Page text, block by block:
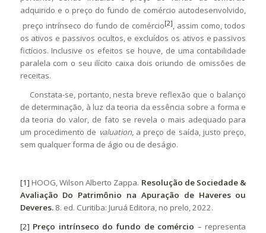
adquirido e o preço do fundo de comércio autodesenvolvido,
preço intrínseco do fundo de comércio[2], assim como, todos
os ativos e passivos ocultos, e excluídos os ativos e passivos
fictícios. Inclusive os efeitos se houve, de uma contabilidade
paralela com o seu ilícito caixa dois oriundo de omissões de
receitas.
Constata-se, portanto, nesta breve reflexão que o balanço
de determinação, à luz da teoria da essência sobre a forma e
da teoria do valor, de fato se revela o mais adequado para
um procedimento de valuation, a preço de saída, justo preço,
sem qualquer forma de ágio ou de deságio.
[1] HOOG, Wilson Alberto Zappa. Resolução de Sociedade &
Avaliação Do Patrimônio na Apuração de Haveres ou
Deveres.8. ed. Curitiba: Juruá Editora, no prelo, 2022.
[2] Preço intrínseco do fundo de comércio – representa